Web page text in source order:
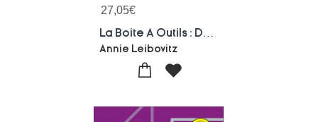
27,05€
Annie Leibovitz